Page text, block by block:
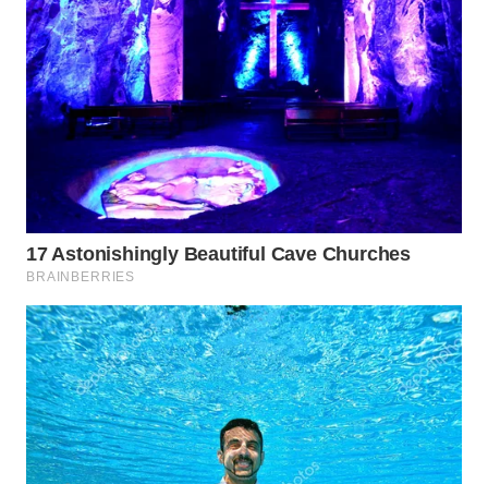
WN
KALTENG
WN
WN
KALSEL
KALTIM
WN
SULSEL
WN
GORONTALO